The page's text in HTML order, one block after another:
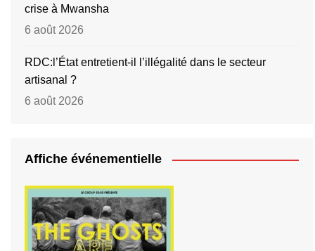
crise à Mwansha
6 août 2026
RDC:l’État entretient-il l’illégalité dans le secteur
artisanal ?
6 août 2026
Affiche événementielle